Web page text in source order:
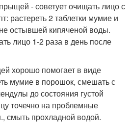
- советует очищать лицо с
растереть 2 таблетки мумие и
остывшей кипяченой воды.
лицо 1-2 раза в день после
хорошо помогает в виде
мумие в порошок, смешать с
до состояния густой
точечно на проблемные
смыть прохладной водой.